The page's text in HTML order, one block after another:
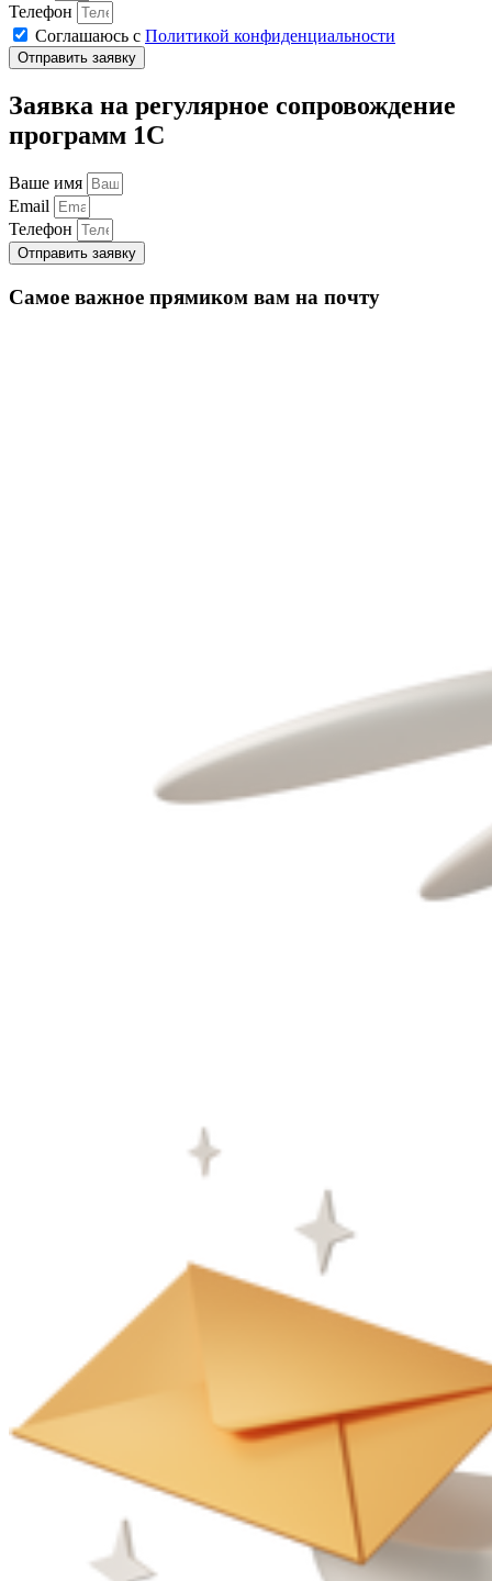
Телефон
Соглашаюсь с Политикой конфиденциальности
Отправить заявку
Заявка на регулярное сопровождение
программ 1С
Ваше имя
Email
Телефон
Отправить заявку
Самое важное прямиком вам на почту